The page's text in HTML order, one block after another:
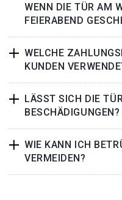
WENN DIE TÜR AM
FEIERABEND
WELCHE
KUNDEN
LÄSST SICH DIE
BESCHÄDIGUNGEN?
WIE KANN ICH
VERMEIDEN?